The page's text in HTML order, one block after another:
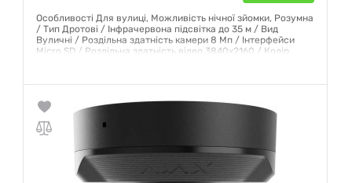
Особливості Для вулиці, Можливість нічної зйомки, Розумна
/ Тип Дротові / Інфрачервона підсвітка до 35 м / Вид
Вуличні / Роздільна здатність камери 8 Мп / Інтерфейси
Micro SD / Роздільна здатність відео 3840х2160 / Колір
Гарантия:12 месяцев